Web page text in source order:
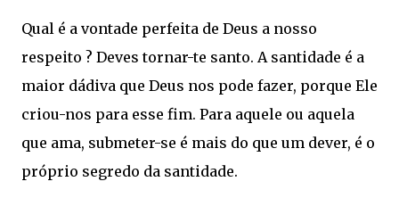
Qual é a vontade perfeita de Deus a nosso
respeito ? Deves tornar-te santo. A santidade é a
maior dádiva que Deus nos pode fazer, porque Ele
criou-nos para esse fim. Para aquele ou aquela
que ama, submeter-se é mais do que um dever, é o
próprio segredo da santidade.